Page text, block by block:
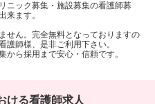
ニック募集・施設募集の看護師募
来ます。
せん。完全無料となっておりますの
護師様、是非ご利用下さい。
から採用まで安心・信頼です。
ける看護師求人